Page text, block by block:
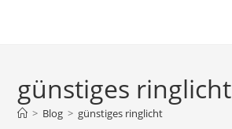
günstiges ringlicht
> Blog > günstiges ringlicht